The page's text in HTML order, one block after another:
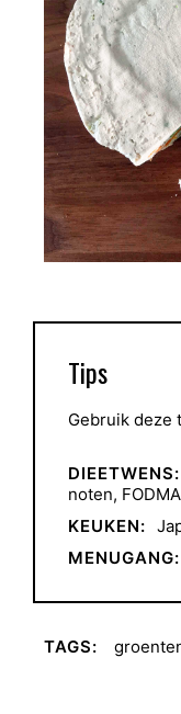
Tips
Gebruik deze
DIEETWENS:
noten,
KEUKEN:
MENUGANG:
TAGS: